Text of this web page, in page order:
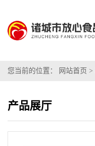
您当前的位置： 网站首页 >
产品展厅